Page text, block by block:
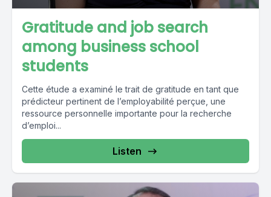
Gratitude and job search
among business school
students
Cette étude a examiné le trait de gratitude en tant que
prédicteur pertinent de l’employabilité perçue, une
ressource personnelle importante pour la recherche
d’emploi...
Listen